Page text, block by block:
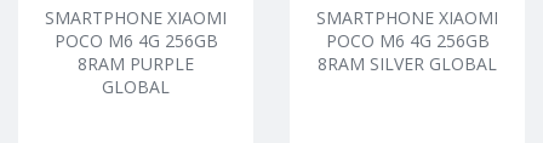
SMARTPHONE XIAOMI
POCO M6 4G 256GB
8RAM PURPLE
GLOBAL
SMARTPHONE XIAOMI
POCO M6 4G 256GB
8RAM SILVER GLOBAL